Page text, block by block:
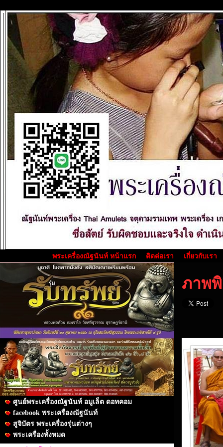
พระเครื่องณัฐนันท์ หน้าแรก ติดต่อเรา เกี่ยวกับเรา
ศูนย์พระเครื่องณัฐนันท์ อมูเล็ต ดอทคอม
facebook พระเครื่องณัฐนันท์
สูจิบัตร พระเครื่องรุ่นต่างๆ
พระเครื่องทั้งหมด
ภาพ